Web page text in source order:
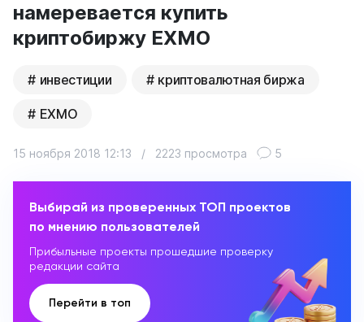
намеревается купить
криптобиржу EXMO
инвестиции криптовалютная биржа
EXMO
15 ноября 2018 12:13 / 2223 просмотра 5
Выбирай из проверенных ТОП проектов
по мнению пользователей
Прибыльные проекты прошедшие проверку
редакции сайта
Перейти в топ